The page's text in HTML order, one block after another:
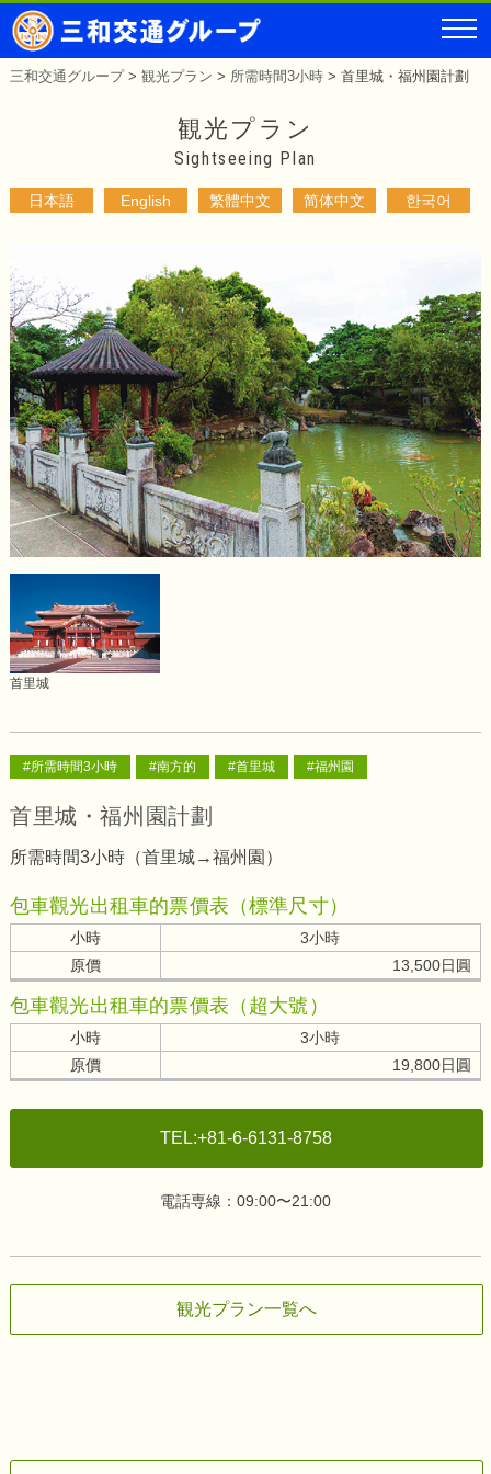
三和交通グループ> 観光プラン > 所需時間3小時> 首里城・福州園計劃
観光プラン
Sightseeing Plan
English
日本語 한국어
简体中文
繁體中文
首里城
#所需時間3小時 #南方的 #首里城 #福州園
首里城・福州園計劃
所需時間3小時（首里城→福州園）
包車觀光出租車的票價表（標準尺寸）
小時
3小時
原價
13,500日圓
包車觀光出租車的票價表（超大號）
小時
3小時
原價
19,800日圓
TEL:+81-6-6131-8758
電話専線：09:00〜21:00
観光プラン一覧へ